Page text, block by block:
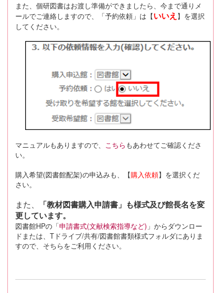
また、個研図書はお渡し準備ができましたら、今まで通りメ
ールでご連絡しますので、「予約依頼」は【いいえ 】を選択
してください。
マニュアルもありますので、 こちら もあわせてご確認くださ
い。
購入希望(図書館配架)の申込みも、【購入依頼】を選択くだ
さい。
また、
「教材図書購入申請書」も様式及び館長名を変
更しています。
図書館HPの「申請書式(文献検索指導など) 」からダウンロー
ドまたは、Tドライブ/共有/図書館書類様式フォルダにありま
すので、そちらをご利用ください。